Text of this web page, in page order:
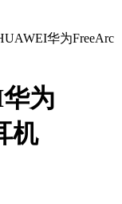
华为FreeArc
为
机